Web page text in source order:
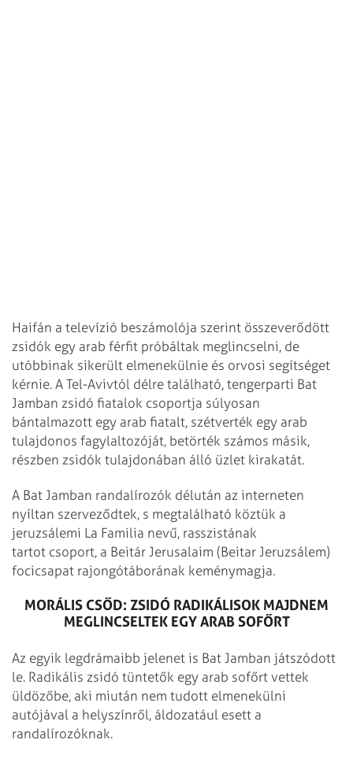
Haifán a televízió beszámolója szerint összeverődött
zsidók egy arab férfit próbáltak meglincselni, de
utóbbinak sikerült elmenekülnie és orvosi segítséget
kérnie. A Tel-Avivtól délre található, tengerparti Bat
Jamban zsidó fiatalok csoportja súlyosan
bántalmazott egy arab fiatalt, szétverték egy arab
tulajdonos fagylaltozóját, betörték számos másik,
részben zsidók tulajdonában álló üzlet kirakatát.
A Bat Jamban randalírozók délután az interneten
nyíltan szerveződtek, s megtalálható köztük a
jeruzsálemi La Familia nevű, rasszistának
tartot csoport, a Beitár Jerusalaim (Beitar Jeruzsálem)
focicsapat rajongótáborának keménymagja.
MORÁLIS CSŐD: ZSIDÓ RADIKÁLISOK MAJDNEM
MEGLINCSELTEK EGY ARAB SOFŐRT
Az egyik legdrámaibb jelenet is Bat Jamban játszódott
le. Radikális zsidó tüntetők egy arab sofőrt vettek
üldözőbe, aki miután nem tudott elmenekülni
autójával a helyszínről, áldozatául esett a
randalírozóknak.